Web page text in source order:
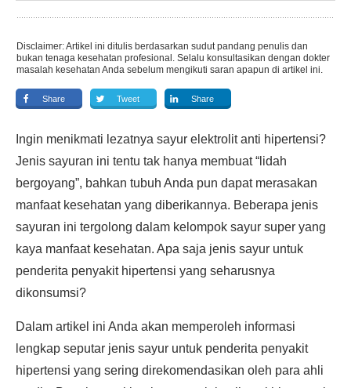
Disclaimer: Artikel ini ditulis berdasarkan sudut pandang penulis dan
bukan tenaga kesehatan profesional. Selalu konsultasikan dengan dokter
masalah kesehatan Anda sebelum mengikuti saran apapun di artikel ini.
Share Tweet Share
Ingin menikmati lezatnya sayur elektrolit anti hipertensi?
Jenis sayuran ini tentu tak hanya membuat “lidah
bergoyang”, bahkan tubuh Anda pun dapat merasakan
manfaat kesehatan yang diberikannya. Beberapa jenis
sayuran ini tergolong dalam kelompok sayur super yang
kaya manfaat kesehatan. Apa saja jenis sayur untuk
penderita penyakit hipertensi yang seharusnya
dikonsumsi?
Dalam artikel ini Anda akan memperoleh informasi
lengkap seputar jenis sayur untuk penderita penyakit
hipertensi yang sering direkomendasikan oleh para ahli